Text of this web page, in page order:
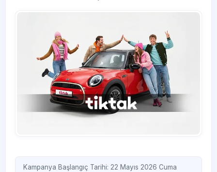
Kampanya Başlangıç Tarihi: 22 Mayıs 2026 Cuma